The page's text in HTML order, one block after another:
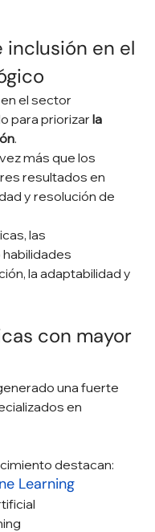
inclusión en el
el sector
para priorizar la
.
más que los
resultados en
y resolución de
las
la adaptabilidad y
con mayor
una fuerte
en
destacan:
Learning